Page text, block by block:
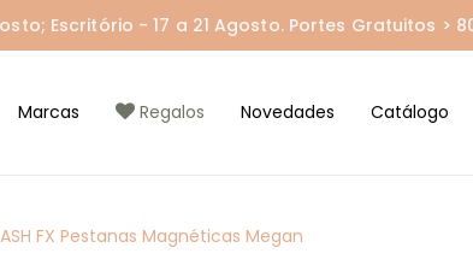
Escritório - 17 a 21 Agosto. Portes Gratuitos >
Marcas Regalos Novedades Catálogo
FX Pestanas Magnéticas Megan